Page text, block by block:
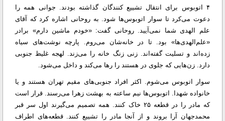
۴ اتوبوس برای انتقال تشییع کنندگان گذاشته‌ بودند. جوانی همه را
دعوت می‌کرد تا سوار اتوبوس‌ها شود. به روحانی اشاره کرد که آقای
علم الهدی شما نمی‌آیید. روحانی گفت: «خودم ماشین دارم» برادر
«علم‌الهدی‌ها» بود. تا در خانه‌شان می‌روم. پارچه نوشت‌های سیاه
زده‌اند و تسلیت گفته‌اند. زنی زنگ خانه را می‌زند. لهجه غلیظ جنوبی
دارد. زن‌هایی که جلوی در هستند را‌‌ رها می‌کند و داخل می‌شود.
سوار اتوبوس می‌شوم. اکثر افراد جنوبی‌های مقیم تهران هستند و یا
خانواده شهدا. اتوبوس‌ها نیم ساعته به بهشت زهرا می‌رسند. قرار است
که مادر را در قطعه ۲۵ خاک کنند. همه تصمیم می‌گیرند اول سر قبر
محمدجهان آرا بروند و از آنجا مادر را تشییع کنند. قطعه‌های اطراف